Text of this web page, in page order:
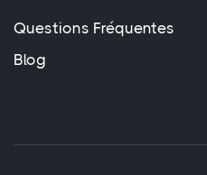
Questions Fréquentes
Blog